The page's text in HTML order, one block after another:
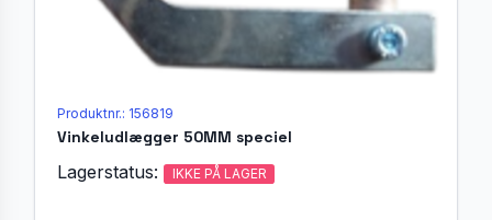
Produktnr.: 156819
Vinkeludlægger 50MM speciel
Lagerstatus: IKKE PÅ LAGER